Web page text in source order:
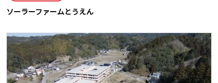
ソーラーファームとうえん